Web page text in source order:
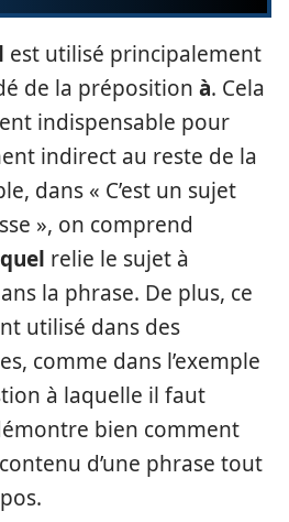
est utilisé principalement
de la préposition à. Cela
indispensable pour
indirect au reste de la
dans « C’est un sujet
», on comprend
relie le sujet à
la phrase. De plus, ce
utilisé dans des
comme dans l’exemple
à laquelle il faut
bien comment
d’une phrase tout